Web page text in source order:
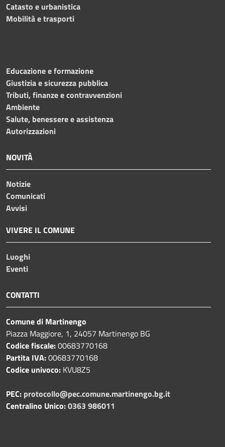
Catasto e urbanistica
Mobilità e trasporti
Educazione e formazione
Giustizia e sicurezza pubblica
Tributi, finanze e contravvenzioni
Ambiente
Salute, benessere e assistenza
Autorizzazioni
NOVITÀ
Notizie
Comunicati
Avvisi
VIVERE IL COMUNE
Luoghi
Eventi
CONTATTI
Comune di Martinengo
Piazza Maggiore, 1, 24057 Martinengo BG
Codice fiscale:00683770168
Partita IVA:00683770168
Codice univoco: KVU8Z5
PEC: protocollo@pec.comune.martinengo.bg.it
Centralino Unico:0363 986011